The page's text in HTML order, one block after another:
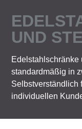
UND
standardmäßig in
Selbstverständlich
individuellen